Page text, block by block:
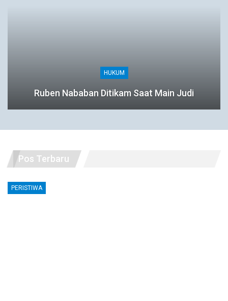
HUKUM
Ruben Nababan Ditikam Saat Main Judi
Pos Terbaru
PERISTIWA